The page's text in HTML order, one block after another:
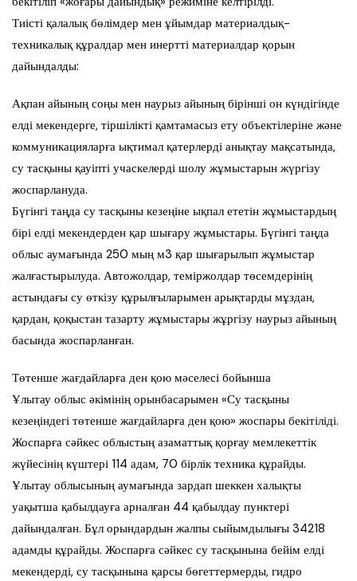
Тиісті қалалық бөлімдер мен ұйымдар материалдық-
техникалық құралдар мен инертті материалдар қорын
дайындалды:
Ақпан айының соңы мен наурыз айының бірінші он күндігінде
елді мекендерге, тіршілікті қамтамасыз ету объектілеріне және
коммуникацияларға ықтимал қатерлерді анықтау мақсатында,
су тасқыны қауіпті учаскелерді шолу жұмыстарын жүргізу
жоспарлануда.
Бүгінгі таңда су тасқыны кезеңіне ықпал ететін жұмыстардың
бірі елді мекендерден қар шығару жұмыстары. Бүгінгі таңда
облыс аумағында 250 мың м3 қар шығарылып жұмыстар
жалғастырылуда. Автожолдар, теміржолдар төсемдерінің
астындағы су өткізу құрылғыларымен арықтарды мұздан,
қардан, қоқыстан тазарту жұмыстары жұргізу наурыз айының
басында жоспарланған.
Төтенше жағдайларға ден қою мәселесі бойынша
Ұлытау облыс әкімінің орынбасарымен «Су тасқыны
кезеңіндегі төтенше жағдайларға ден қою» жоспары бекітіліді.
Жоспарға сәйкес облыстың азаматтық қорғау мемлекеттік
жүйесінің күштері 114 адам, 70 бірлік техника құрайды.
Ұлытау облысының аумағында зардап шеккен халықты
уақытша қабылдауға арналған 44 қабылдау пунктері
дайындалған. Бұл орындардын жалпы сыйымдылығы 34218
адамды құрайды. Жоспарға сәйкес су тасқынына бейім елді
мекендерді, су тасқынына қарсы бөгеттермерды, гидро